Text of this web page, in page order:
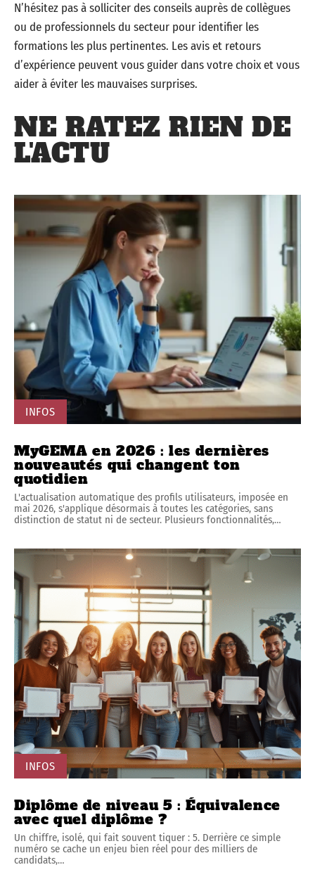
N’hésitez pas à solliciter des conseils auprès de collègues
ou de professionnels du secteur pour identifier les
formations les plus pertinentes. Les avis et retours
d’expérience peuvent vous guider dans votre choix et vous
aider à éviter les mauvaises surprises.
NE RATEZ RIEN DE
L'ACTU
INFOS
MyGEMA en 2026 : les dernières
nouveautés qui changent ton
quotidien
L'actualisation automatique des profils utilisateurs, imposée en
mai 2026, s'applique désormais à toutes les catégories, sans
distinction de statut ni de secteur. Plusieurs fonctionnalités,…
INFOS
Diplôme de niveau 5 : Équivalence
avec quel diplôme ?
Un chiffre, isolé, qui fait souvent tiquer : 5. Derrière ce simple
numéro se cache un enjeu bien réel pour des milliers de
candidats,…